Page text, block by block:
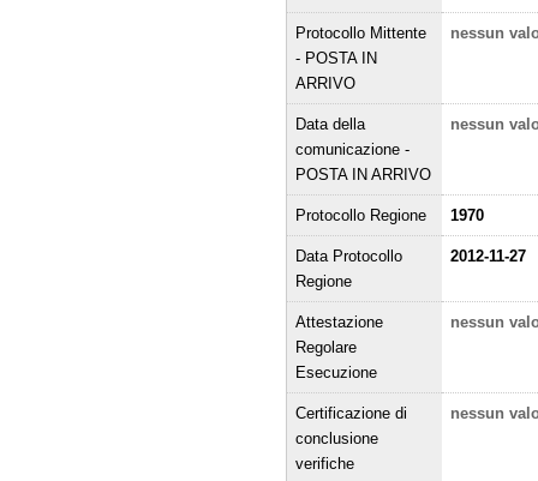
Protocollo Mittente
- POSTA IN
ARRIVO
nessun
Data della
comunicazione -
POSTA IN ARRIVO
nessun
Protocollo Regione 1970
Data Protocollo
Regione
2012-11-27
Attestazione
Regolare
Esecuzione
nessun
Certificazione di
conclusione
verifiche
nessun